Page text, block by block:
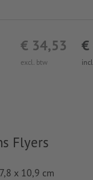
excl. btw
€ 34,53 €
Flyers
x 10,9 cm